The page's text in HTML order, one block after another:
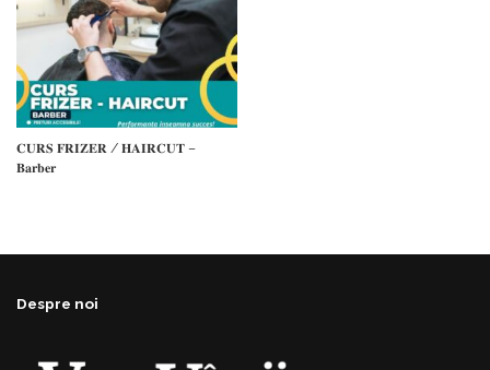
𝐂𝐔𝐑𝐒 𝐅𝐑𝐈𝐙𝐄𝐑 / 𝐇𝐀𝐈𝐑𝐂𝐔𝐓 –
𝐁𝐚𝐫𝐛𝐞𝐫
Despre noi